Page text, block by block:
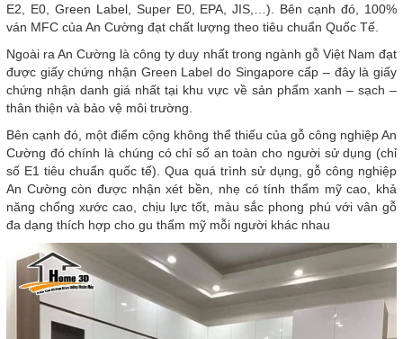
E2, E0, Green Label, Super E0, EPA, JIS,…). Bên cạnh đó, 100%
ván MFC của An Cường đạt chất lượng theo tiêu chuẩn Quốc Tế.
Ngoài ra An Cường là công ty duy nhất trong ngành gỗ Việt Nam đạt
được giấy chứng nhận Green Label do Singapore cấp – đây là giấy
chứng nhận danh giá nhất tại khu vực về sản phẩm xanh – sạch –
thân thiện và bảo vệ môi trường.
Bên cạnh đó, một điểm cộng không thể thiếu của gỗ công nghiệp An
Cường đó chính là chúng có chỉ số an toàn cho người sử dụng (chỉ
số E1 tiêu chuẩn quốc tế). Qua quá trình sử dụng, gỗ công nghiệp
An Cường còn được nhận xét bền, nhẹ có tính thẩm mỹ cao, khả
năng chống xước cao, chịu lực tốt, màu sắc phong phú với vân gỗ
đa dạng thích hợp cho gu thẩm mỹ mỗi người khác nhau